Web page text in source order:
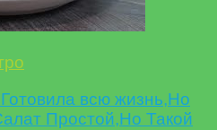
всю жизнь,Но
Простой,Но Такой